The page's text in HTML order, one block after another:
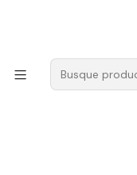
para
Productores
House of Vegetable
Casa das Hortas Vale